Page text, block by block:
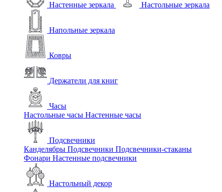
Настенные зеркала Настольные зеркала
Напольные зеркала
Ковры
Держатели для книг
Часы
Настольные часы Настенные часы
Подсвечники
Канделябры Подсвечники Подсвечники-стаканы
Фонари Настенные подсвечники
Настольный декор